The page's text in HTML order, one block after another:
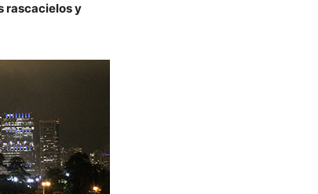
rascacielos y